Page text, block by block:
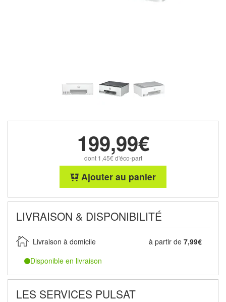
199,99€
dont 1,45€ d'éco-part
Ajouter au panier
LIVRAISON & DISPONIBILITÉ
Livraison à domicile à partir de 7,99€
Disponible en livraison
LES SERVICES PULSAT